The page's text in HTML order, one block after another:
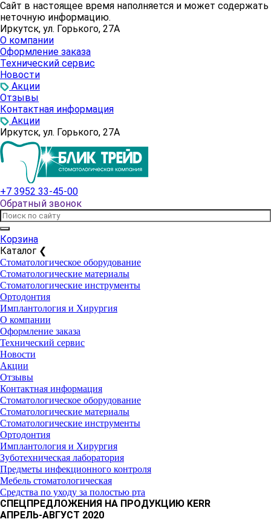
Сайт в настоящее время наполняется и может содержать
неточную информацию.
Иркутск, ул. Горького, 27А
О компании
Оформление заказа
Технический сервис
Новости
Акции
Отзывы
Контактная информация
Акции
Иркутск, ул. Горького, 27А
+7 3952 33-45-00
Обратный звонок
Корзина
Каталог ❮
Стоматологическое оборудование
Стоматологические материалы
Стоматологические инструменты
Ортодонтия
Имплантология и Хирургия
О компании
Оформление заказа
Технический сервис
Новости
Акции
Отзывы
Контактная информация
Стоматологическое оборудование
Стоматологические материалы
Стоматологические инструменты
Ортодонтия
Имплантология и Хирургия
Зуботехническая лаборатория
Предметы инфекционного контроля
Мебель стоматологическая
Средства по уходу за полостью рта
СПЕЦПРЕДЛОЖЕНИЯ НА ПРОДУКЦИЮ KERR
АПРЕЛЬ-АВГУСТ 2020